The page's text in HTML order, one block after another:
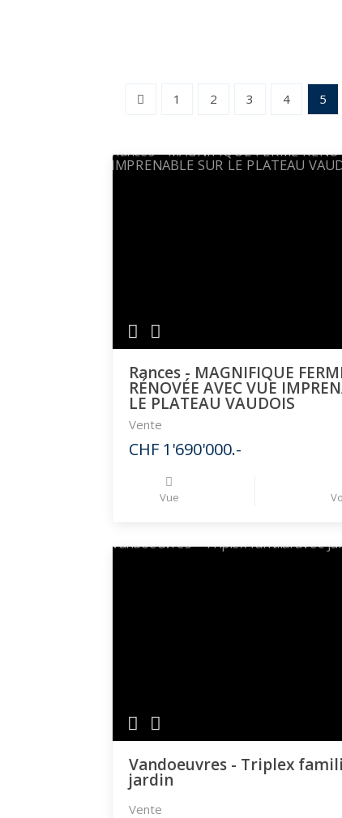
1 2 3 4 5
Rances - MAGNIFIQUE
RÉNOVÉE AVEC VUE
LE PLATEAU VAUDOIS
Vente
CHF 1'690'000.-
Vue
Vandoeuvres - Triplex
jardin
Vente